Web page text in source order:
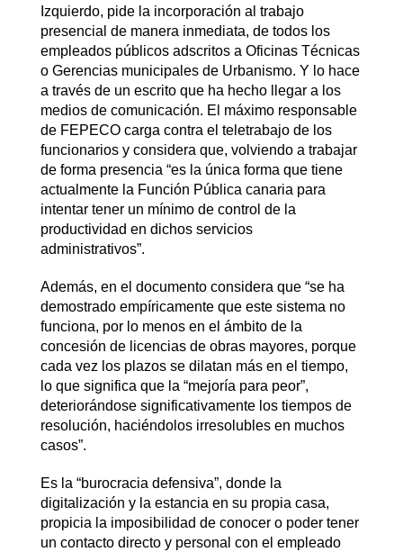
Izquierdo, pide la incorporación al trabajo
presencial de manera inmediata, de todos los
empleados públicos adscritos a Oficinas Técnicas
o Gerencias municipales de Urbanismo. Y lo hace
a través de un escrito que ha hecho llegar a los
medios de comunicación. El máximo responsable
de FEPECO carga contra el teletrabajo de los
funcionarios y considera que, volviendo a trabajar
de forma presencia “es la única forma que tiene
actualmente la Función Pública canaria para
intentar tener un mínimo de control de la
productividad en dichos servicios
administrativos”.
Además, en el documento considera que “se ha
demostrado empíricamente que este sistema no
funciona, por lo menos en el ámbito de la
concesión de licencias de obras mayores, porque
cada vez los plazos se dilatan más en el tiempo,
lo que significa que la “mejoría para peor”,
deteriorándose significativamente los tiempos de
resolución, haciéndolos irresolubles en muchos
casos”.
Es la “burocracia defensiva”, donde la
digitalización y la estancia en su propia casa,
propicia la imposibilidad de conocer o poder tener
un contacto directo y personal con el empleado